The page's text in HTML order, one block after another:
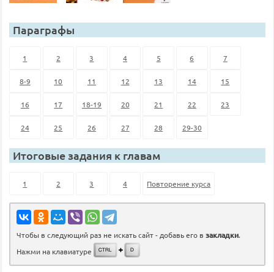
Параграфы
1 2 3 4 5 6 7
8-9 10 11 12 13 14 15
16 17 18-19 20 21 22 23
24 25 26 27 28 29-30
Итоговые задания к главам
1 2 3 4 Повторение курса
Чтобы в следующий раз не искать сайт - добавь его в закладки.
Нажми на клавиатуре